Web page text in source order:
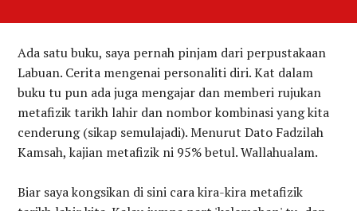
Ada satu buku, saya pernah pinjam dari perpustakaan
Labuan. Cerita mengenai personaliti diri. Kat dalam
buku tu pun ada juga mengajar dan memberi rujukan
metafizik tarikh lahir dan nombor kombinasi yang kita
cenderung (sikap semulajadi). Menurut Dato Fadzilah
Kamsah, kajian metafizik ni 95% betul. Wallahualam.
Biar saya kongsikan di sini cara kira-kira metafizik